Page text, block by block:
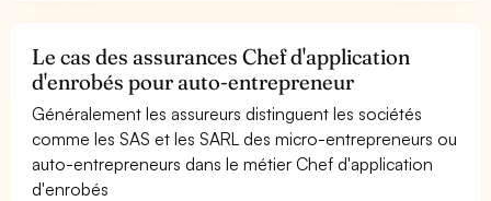
Le cas des assurances Chef d'application
d'enrobés pour auto-entrepreneur
Généralement les assureurs distinguent les sociétés
comme les SAS et les SARL des micro-entrepreneurs ou
auto-entrepreneurs dans le métier Chef d'application
d'enrobés